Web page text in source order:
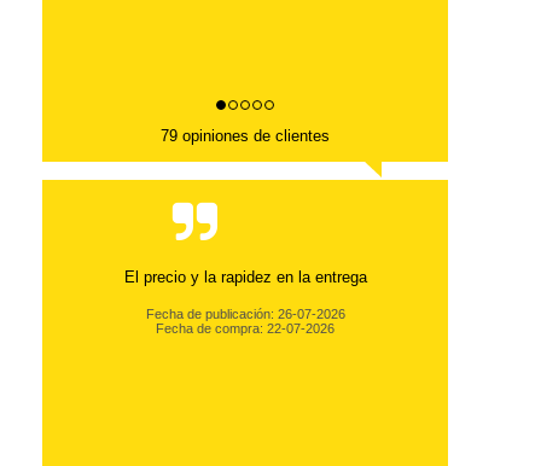
79 opiniones de clientes
El precio y la rapidez en la entrega
Fecha de publicación: 26-07-2026
Fecha de compra: 22-07-2026